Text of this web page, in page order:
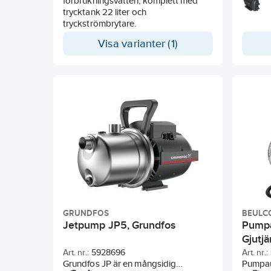
trycktank 22 liter och
tryckströmbrytare.
Visa varianter (1)
GRUNDFOS
Jetpump JP5, Grundfos
Art. nr.: 5928696
Grundfos JP är en mångsidig
Art. nr.: